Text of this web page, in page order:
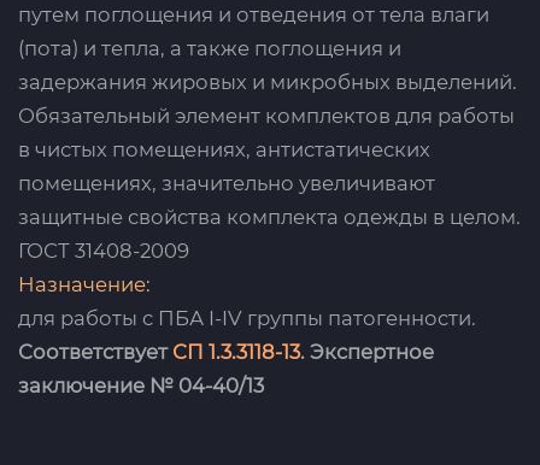
путем поглощения и отведения от тела влаги
(пота) и тепла, а также поглощения и
задержания жировых и микробных выделений.
Обязательный элемент комплектов для работы
в чистых помещениях, антистатических
помещениях, значительно увеличивают
защитные свойства комплекта одежды в целом.
ГОСТ 31408-2009
Назначение:
для работы с ПБА I-IV группы патогенности.
Соответствует СП 1.3.3118-13. Экспертное
заключение № 04-40/13